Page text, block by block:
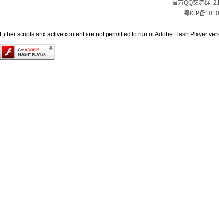
官方QQ交流群:
粤ICP备
Either scripts and active content are not permitted to run or Adobe Flash Player